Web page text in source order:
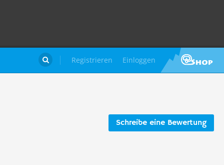
Registrieren Einloggen

Schreibe eine Bewertung